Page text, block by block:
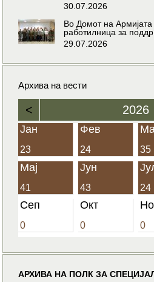
30.07.2026
Во Домот на
работилница за
29.07.2026
Архива на вести
< 2026
Јан
23
Фев
24 35
Мај
41
Јун
43 24
Сеп
0
Окт
0 0
АРХИВА НА ПОЛК ЗА